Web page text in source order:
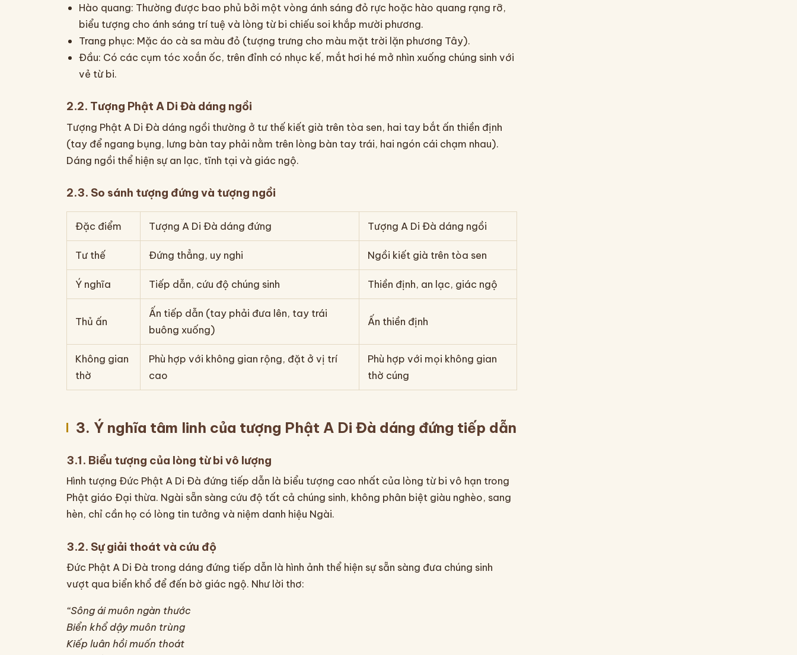
Hào quang: Thường được bao phủ bởi một vòng ánh sáng đỏ rực hoặc hào quang rạng rỡ,
biểu tượng cho ánh sáng trí tuệ và lòng từ bi chiếu soi khắp mười phương.
Trang phục: Mặc áo cà sa màu đỏ (tượng trưng cho màu mặt trời lặn phương Tây).
Đầu: Có các cụm tóc xoắn ốc, trên đỉnh có nhục kế, mắt hơi hé mở nhìn xuống chúng sinh với
vẻ từ bi.
2.2. Tượng Phật A Di Đà dáng ngồi
Tượng Phật A Di Đà dáng ngồi thường ở tư thế kiết già trên tòa sen, hai tay bắt ấn thiền định
(tay để ngang bụng, lưng bàn tay phải nằm trên lòng bàn tay trái, hai ngón cái chạm nhau).
Dáng ngồi thể hiện sự an lạc, tĩnh tại và giác ngộ.
2.3. So sánh tượng đứng và tượng ngồi
Đặc điểm Tượng A Di Đà dáng đứng Tượng A Di Đà dáng ngồi
Tư thế Đứng thẳng, uy nghi Ngồi kiết già trên tòa sen
Ý nghĩa Tiếp dẫn, cứu độ chúng sinh Thiền định, an lạc, giác ngộ
Thủ ấn
Ấn tiếp dẫn (tay phải đưa lên, tay trái
buông xuống)
Ấn thiền định
Không gian
thờ
Phù hợp với không gian rộng, đặt ở vị trí
cao
Phù hợp với mọi không gian
thờ cúng
3. Ý nghĩa tâm linh của tượng Phật A Di Đà dáng đứng tiếp dẫn
3.1. Biểu tượng của lòng từ bi vô lượng
Hình tượng Đức Phật A Di Đà đứng tiếp dẫn là biểu tượng cao nhất của lòng từ bi vô hạn trong
Phật giáo Đại thừa. Ngài sẵn sàng cứu độ tất cả chúng sinh, không phân biệt giàu nghèo, sang
hèn, chỉ cần họ có lòng tin tưởng và niệm danh hiệu Ngài.
3.2. Sự giải thoát và cứu độ
Đức Phật A Di Đà trong dáng đứng tiếp dẫn là hình ảnh thể hiện sự sẵn sàng đưa chúng sinh
vượt qua biển khổ để đến bờ giác ngộ. Như lời thơ:
“Sông ái muôn ngàn thước
Biển khổ dậy muôn trùng
Kiếp luân hồi muốn thoát